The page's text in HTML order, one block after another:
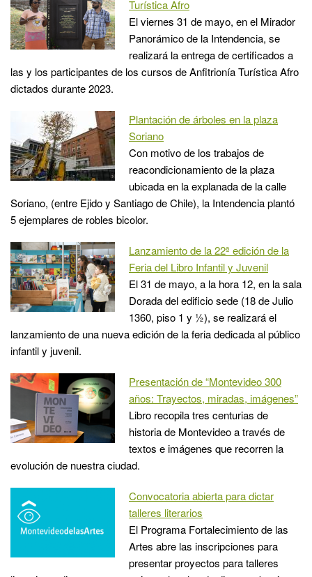
Turística Afro
El viernes 31 de mayo, en el Mirador
Panorámico de la Intendencia, se
realizará la entrega de certificados a
las y los participantes de los cursos de Anfitrionía Turística Afro
dictados durante 2023.
Plantación de árboles en la plaza
Soriano
Con motivo de los trabajos de
reacondicionamiento de la plaza
ubicada en la explanada de la calle
Soriano, (entre Ejido y Santiago de Chile), la Intendencia plantó
5 ejemplares de robles bicolor.
Lanzamiento de la 22ª edición de la
Feria del Libro Infantil y Juvenil
El 31 de mayo, a la hora 12, en la sala
Dorada del edificio sede (18 de Julio
1360, piso 1 y ½), se realizará el
lanzamiento de una nueva edición de la feria dedicada al público
infantil y juvenil.
Presentación de “Montevideo 300
años: Trayectos, miradas, imágenes”
Libro recopila tres centurias de
historia de Montevideo a través de
textos e imágenes que recorren la
evolución de nuestra ciudad.
Convocatoria abierta para dictar
talleres literarios
El Programa Fortalecimiento de las
Artes abre las inscripciones para
presentar proyectos para talleres